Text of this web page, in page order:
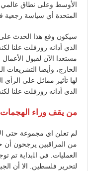
الأوسط وعلى نطاق
المتحدة أي سياسة رجعية
سيكون وقع هذا الحدث على
الذي أداﻧﻪ روزفلت علنا
مستعدا الآن لقبول
الخارج، وأيضا التشريعات
لها تأثير مماثل على الرأي
الذي أدانه روزفلت علنا
من يقف وراء
لم تعلن اي مجموعة حتى
من المراقبين يرجحون
العمليات. في ﺍﻠبداية تم
لتحرير فلسطين. الا أن